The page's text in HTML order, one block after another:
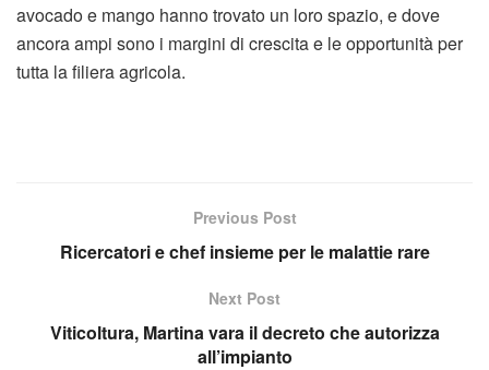
avocado e mango hanno trovato un loro spazio, e dove
ancora ampi sono i margini di crescita e le opportunità per
tutta la filiera agricola.
Previous Post
Ricercatori e chef insieme per le malattie rare
Next Post
Viticoltura, Martina vara il decreto che autorizza
all’impianto